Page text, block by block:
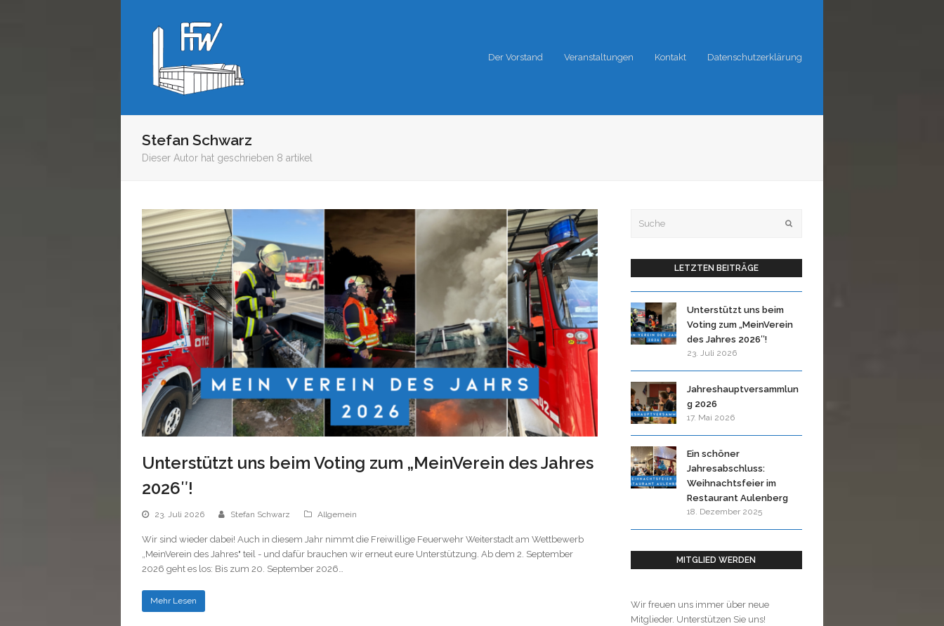
Der Vorstand Veranstaltungen Kontakt Datenschutzerklärung
Stefan Schwarz
Dieser Autor hat geschrieben 8 artikel
Unterstützt uns beim Voting zum „MeinVerein des Jahres
2026″!
23. Juli 2026 Stefan Schwarz Allgemein
Wir sind wieder dabei! Auch in diesem Jahr nimmt die Freiwillige Feuerwehr Weiterstadt am Wettbewerb
„MeinVerein des Jahres" teil - und dafür brauchen wir erneut eure Unterstützung. Ab dem 2. September
2026 geht es los: Bis zum 20. September 2026…
Mehr Lesen
LETZTEN BEITRÄGE
Unterstützt uns beim
Voting zum „MeinVerein
des Jahres 2026″!
23. Juli 2026
Jahreshauptversammlun
g 2026
17. Mai 2026
Ein schöner
Jahresabschluss:
Weihnachtsfeier im
Restaurant Aulenberg
18. Dezember 2025
MITGLIED WERDEN
Wir freuen uns immer über neue
Mitglieder. Unterstützen Sie uns!